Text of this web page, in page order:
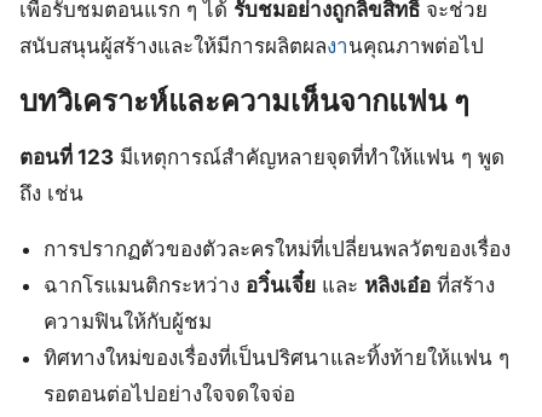
เพื่อรับชมตอนแรก ๆ ได้ รับชมอย่างถูกลิขสิทธิ์ จะช่วย
สนับสนุนผู้สร้างและให้มีการผลิตผลงานคุณภาพต่อไป
บทวิเคราะห์และความเห็นจากแฟน ๆ
ตอนที่ 123 มีเหตุการณ์สำคัญหลายจุดที่ทำให้แฟน ๆ พูด
ถึง เช่น
การปรากฏตัวของตัวละครใหม่ที่เปลี่ยนพลวัตของเรื่อง
ฉากโรแมนติกระหว่าง อวิ๋นเจี๋ย และ หลิงเอ๋อ ที่สร้าง
ความฟินให้กับผู้ชม
ทิศทางใหม่ของเรื่องที่เป็นปริศนาและทิ้งท้ายให้แฟน ๆ
รอตอนต่อไปอย่างใจจดใจจ่อ